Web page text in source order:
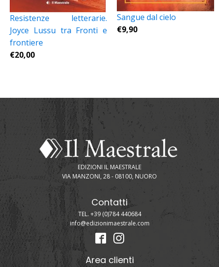
Resistenze letterarie.
Joyce Lussu tra Fronti e
frontiere
€20,00
Sangue dal cielo
€9,90
EDIZIONI IL MAESTRALE
VIA MANZONI, 28 - 08100, NUORO
Contatti
TEL. +39 (0)784 440684
info@edizionimaestrale.com
Area clienti